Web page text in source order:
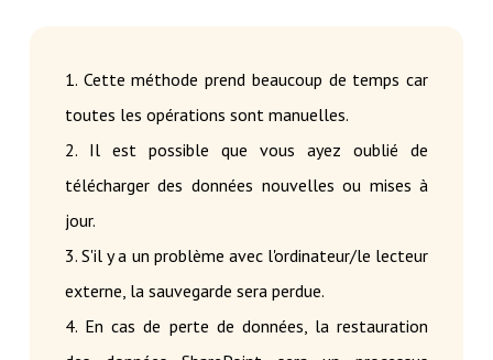
1. Cette méthode prend beaucoup de temps car
toutes les opérations sont manuelles.
2. Il est possible que vous ayez oublié de
télécharger des données nouvelles ou mises à
jour.
3. S'il y a un problème avec l'ordinateur/le lecteur
externe, la sauvegarde sera perdue.
4. En cas de perte de données, la restauration